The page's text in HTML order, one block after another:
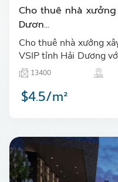
Cho thuê nhà xưởng
Dươn...
Cho thuê nhà xưởng
VSIP tỉnh Hải Dương
1700 m2, 2100 m2 có
103 m2 đến 190 m…
13400
$4.5/m²